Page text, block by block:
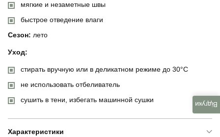
мягкие и незаметные швы
быстрое отведение влаги
Сезон: лето
Уход:
стирать вручную или в деликатном режиме до 30°C
не использовать отбеливатель
сушить в тени, избегать машинной сушки
Характеристики
Відгуки